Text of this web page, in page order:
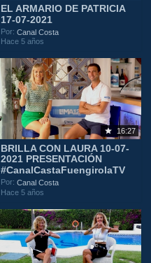
EL ARMARIO DE PATRICIA
17-07-2021
Por:Canal Costa
Hace 5 años
16:27
BRILLA CON LAURA 10-07-
2021 PRESENTACIÓN
#CanalCastaFuengirolaTV
Por:Canal Costa
Hace 5 años